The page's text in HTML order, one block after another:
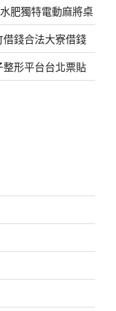
肥獨特電動麻將桌
錢合法大寮借錢
形平台台北票貼